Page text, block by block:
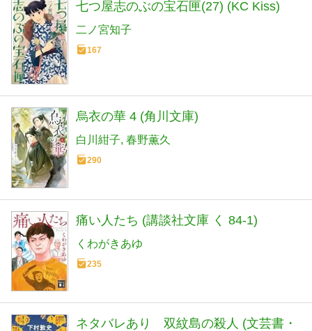
七つ屋志のぶの宝石匣(27) (KC Kiss)
二ノ宮知子
167
烏衣の華 4 (角川文庫)
白川紺子 春野薫久
290
痛い人たち (講談社文庫 く 84-1)
くわがきあゆ
235
ネタバレあり 双紋島の殺人 (文芸書・